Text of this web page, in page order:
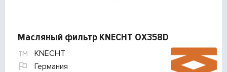
Масляный фильтр KNECHT OX358D
KNECHT
Германия